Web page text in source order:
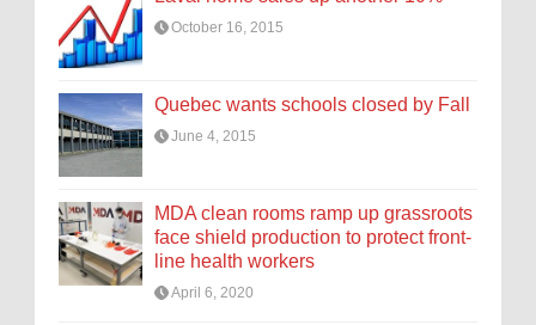
October 16, 2015
Quebec wants schools closed by Fall
June 4, 2015
MDA clean rooms ramp up grassroots
face shield production to protect front-
line health workers
April 6, 2020